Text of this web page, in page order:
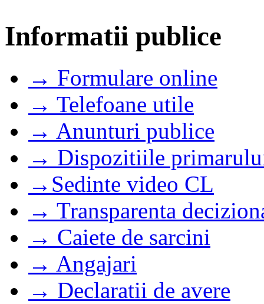
Informatii publice
→ Formulare online
→ Telefoane utile
→ Anunturi publice
→ Dispozitiile
→Sedinte video CL
→ Transparenta
→ Caiete de sarcini
→ Angajari
→ Declaratii de avere